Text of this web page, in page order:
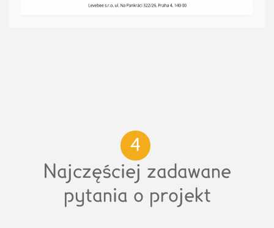
4
Najczęściej zadawane
pytania o projekt